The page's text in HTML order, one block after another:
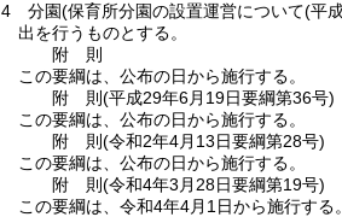
4
分園(保育所分園の設置運営について(平
出を行うものとする。
附 則
この要綱は、公布の日から施行する。
附 則(平成29年6月19日要綱第36号)
この要綱は、公布の日から施行する。
附 則(令和2年4月13日要綱第28号)
この要綱は、公布の日から施行する。
附 則(令和4年3月28日要綱第19号)
この要綱は、令和4年4月1日から施行する。